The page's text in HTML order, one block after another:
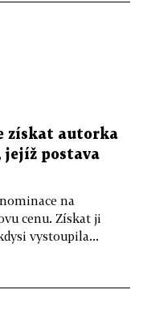
získat autorka
jejíž postava
na
cenu. Získat ji
vystoupila...